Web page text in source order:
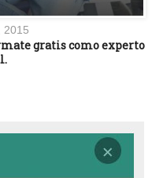
2015
gratis como experto